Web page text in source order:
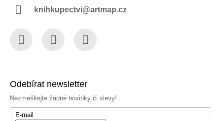
knihkupectvi@artmap.cz
Odebírat newsletter
Nezmeškejte žádné novinky či slevy!
E-mail